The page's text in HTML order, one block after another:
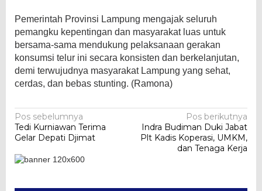
Pemerintah Provinsi Lampung mengajak seluruh
pemangku kepentingan dan masyarakat luas untuk
bersama-sama mendukung pelaksanaan gerakan
konsumsi telur ini secara konsisten dan berkelanjutan,
demi terwujudnya masyarakat Lampung yang sehat,
cerdas, dan bebas stunting. (Ramona)
Navigasi
pos
Pos sebelumnya
Tedi Kurniawan Terima
Gelar Depati Djimat
Pos berikutnya
Indra Budiman Duki Jabat
Plt Kadis Koperasi, UMKM,
dan Tenaga Kerja